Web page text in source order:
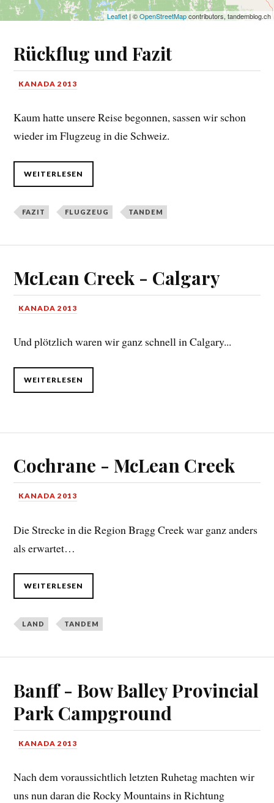
Leaflet | ©OpenStreetMapcontributors, tandemblog.ch
Rückflug und Fazit
KANADA 2013
Kaum hatte unsere Reise begonnen, sassen wir schon
wieder im Flugzeug in die Schweiz.
WEITERLESEN
FAZIT FLUGZEUG TANDEM
McLean Creek - Calgary
KANADA 2013
Und plötzlich waren wir ganz schnell in Calgary...
WEITERLESEN
Cochrane - McLean Creek
KANADA 2013
Die Strecke in die Region Bragg Creek war ganz anders
als erwartet…
WEITERLESEN
LAND TANDEM
Banff - Bow Balley Provincial
Park Campground
KANADA 2013
Nach dem voraussichtlich letzten Ruhetag machten wir
uns nun daran die Rocky Mountains in Richtung